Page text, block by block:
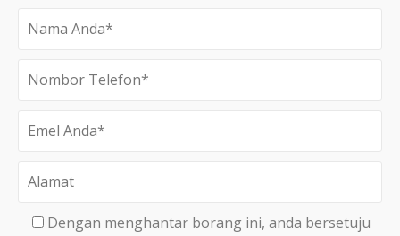
Dengan menghantar borang ini, anda bersetuju